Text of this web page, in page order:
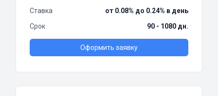
Ставка
от 0.08% до 0.24% в день
Срок
90 - 1080 дн.
Оформить заявку